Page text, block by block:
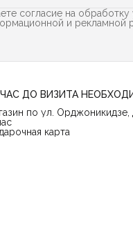
согласие на обработку
и рекламной
ЧАС ДО ВИЗИТА
по ул. Орджоникидзе,
карта